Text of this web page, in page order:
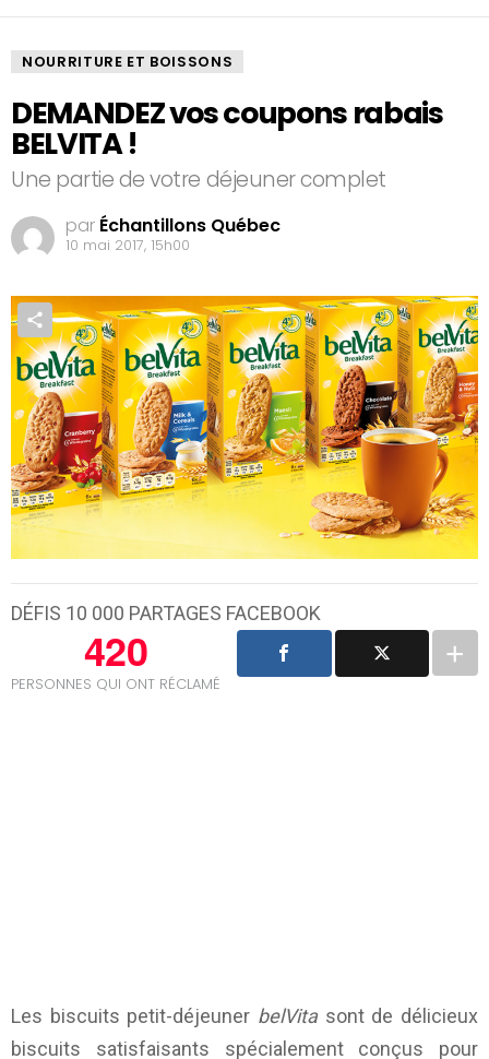
NOURRITURE ET BOISSONS
DEMANDEZ vos coupons rabais
BELVITA !
Une partie de votre déjeuner complet
par Échantillons Québec
10 mai 2017, 15h00
DÉFIS 10 000 PARTAGES FACEBOOK
420
PERSONNES QUI ONT RÉCLAMÉ
Les biscuits petit-déjeuner belVitasont de délicieux
biscuits satisfaisants spécialement conçus pour